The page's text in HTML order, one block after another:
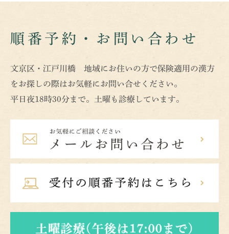
順番予約・お問い合わせ
文京区・江戸川橋 地域にお住いの方で保険適用の漢方
をお探しの際はお気軽にお問い合せください。
平日夜18時30分まで。土曜も診療しています。